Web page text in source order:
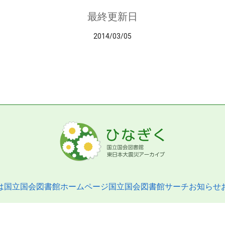
最終更新日
2014/03/05
国立国会図書館ホームページ国立国会図書館サーチお知らせ